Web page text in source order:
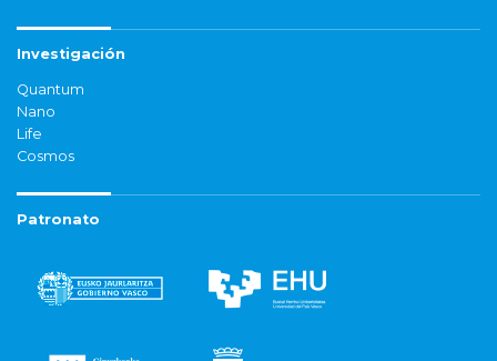
Investigación
Quantum
Nano
Life
Cosmos
Patronato